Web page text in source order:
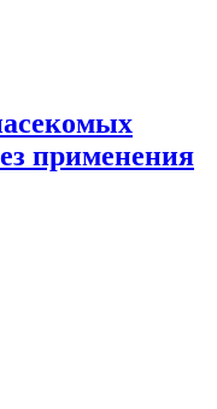
применения